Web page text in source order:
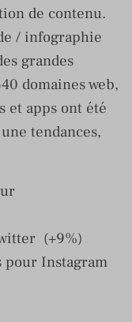
de contenu.
/ infographie
grandes
domaines web,
et apps ont été
tendances,
(+9%)
pour Instagram